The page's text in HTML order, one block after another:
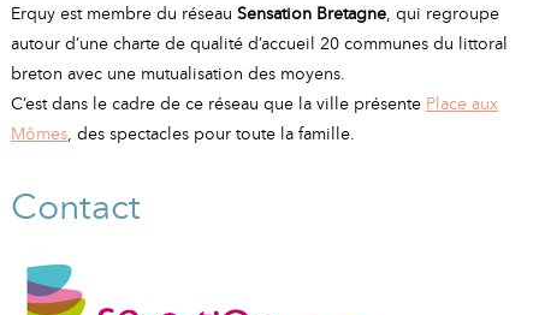
Erquy est membre du réseau Sensation Bretagne, qui regroupe
autour d’une charte de qualité d’accueil 20 communes du littoral
breton avec une mutualisation des moyens.
C’est dans le cadre de ce réseau que la ville présente Place aux
Mômes, des spectacles pour toute la famille.
Contact